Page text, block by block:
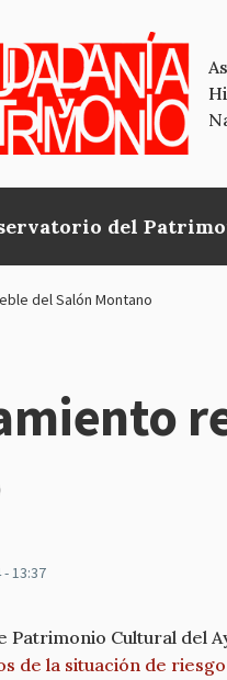
del
del Salón Montano
13:37
Patrimonio Cultural del
de la situación de